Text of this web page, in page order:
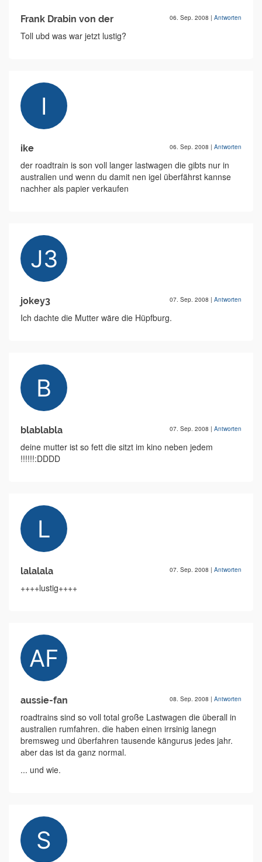
Frank Drabin von der 06. Sep. 2008 | Antworten
Toll ubd was war jetzt lustig?
ike 06. Sep. 2008 | Antworten
der roadtrain is son voll langer lastwagen die gibts nur in
australien und wenn du damit nen igel überfährst kannse
nachher als papier verkaufen
jokey3 07. Sep. 2008 | Antworten
Ich dachte die Mutter wäre die Hüpfburg.
blablabla 07. Sep. 2008 | Antworten
deine mutter ist so fett die sitzt im kino neben jedem
!!!!!!:DDDD
lalalala 07. Sep. 2008 | Antworten
++++lustig++++
aussie-fan 08. Sep. 2008 | Antworten
roadtrains sind so voll total große Lastwagen die überall in
australien rumfahren. die haben einen irrsinig lanegn
bremsweg und überfahren tausende kängurus jedes jahr.
aber das ist da ganz normal.
... und wie.